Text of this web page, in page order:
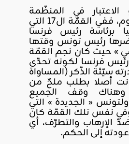
في المنظّمة
الفرنكفونيّة إلى اليوم، ففي القمّة ال17 التي
برئاسة رئيس فرنسا
رئيس تونس وقتها
» حيث كان نجم القمّة
فرنسا لكونه تحدّى
سيّئة الذّكر (المساواة
أصلا بطلب ملحّ من
وهناك وقف الجميع
« الجديدة » التي
وفي نفس تلك القمّة كان
الإرهاب والتطرّف، أي
إلى الحكم.